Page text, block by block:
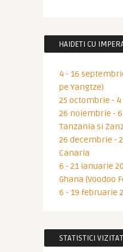
HAIDETI CU
4 - 16
pe Yangtze)
25 octombrie -
26 noiembrie -
Tanzania si
26 decembrie -
Canaria
6 - 21 ianuarie
Ghana (Voodoo
6 - 19 februarie
STATISTICI